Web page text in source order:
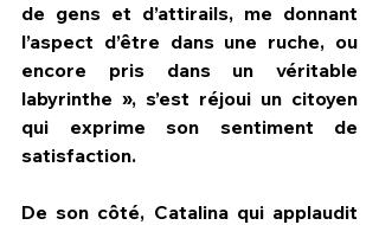
de gens et d’attirails, me donnant
l’aspect d’être dans une ruche, ou
encore pris dans un véritable
labyrinthe », s’est réjoui un citoyen
qui exprime son sentiment de
satisfaction.
De son côté, Catalina qui applaudit